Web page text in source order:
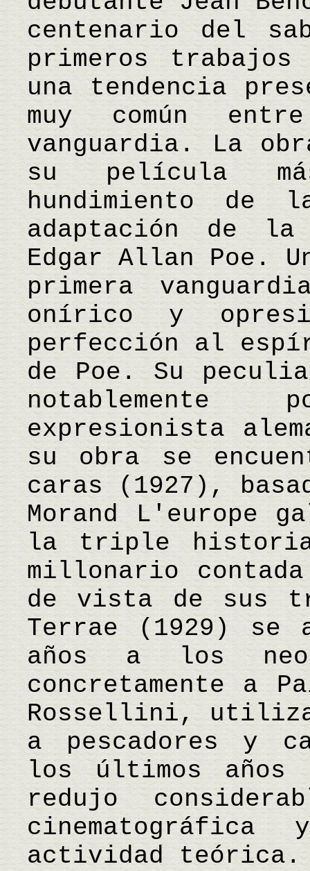
centenario del
primeros
una tendencia
muy común
vanguardia. La
su película
hundimiento de
adaptación de la
Edgar Allan Poe.
primera
onírico y
perfección al
de Poe. Su
expresionista
su obra se
caras (1927),
Morand L'europe
la triple historia
millonario
de vista de sus
Terrae (1929) se
años a los
concretamente a
Rossellini,
a pescadores y
los últimos años
redujo
actividad teórica.